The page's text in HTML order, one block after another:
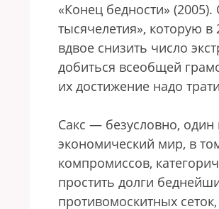
«Конец бедности»
тысячелетия», которую
вдвое снизить число
добиться всеобщей
их достижение надо
Сакс — безусловно,
экономический мир, в
компромиссов,
простить долги
противомоскитных